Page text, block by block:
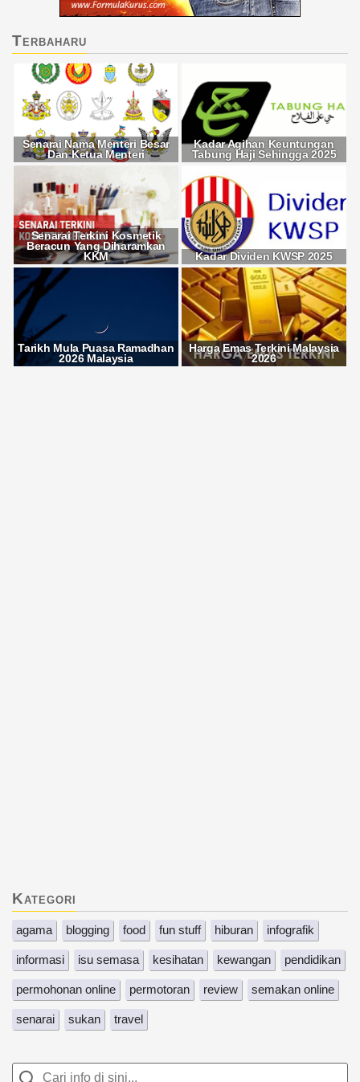
Terbaharu
Senarai Nama Menteri Besar
Dan Ketua Menteri
Kadar Agihan Keuntungan
Tabung Haji Sehingga 2025
Senarai Terkini Kosmetik
Beracun Yang Diharamkan
KKM
Kadar Dividen KWSP 2025
Tarikh Mula Puasa Ramadhan
2026 Malaysia
Harga Emas Terkini Malaysia
2026
Kategori
agama blogging food fun stuff hiburan infografik
informasi isu semasa kesihatan kewangan pendidikan
permohonan online permotoran review semakan online
senarai sukan travel